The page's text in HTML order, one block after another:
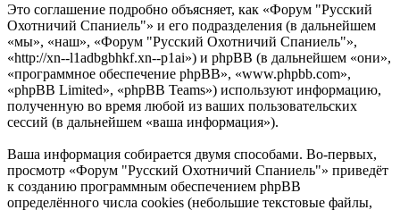
Это соглашение подробно объясняет, как «Форум "Русский
Охотничий Спаниель"» и его подразделения (в дальнейшем
«мы», «наш», «Форум "Русский Охотничий Спаниель"»,
«http://xn--l1adbgbhkf.xn--p1ai») и phpBB (в дальнейшем «они»,
«программное обеспечение phpBB», «www.phpbb.com»,
«phpBB Limited», «phpBB Teams») используют информацию,
полученную во время любой из ваших пользовательских
сессий (в дальнейшем «ваша информация»).
Ваша информация собирается двумя способами. Во-первых,
просмотр «Форум "Русский Охотничий Спаниель"» приведёт
к созданию программным обеспечением phpBB
определённого числа cookies (небольшие текстовые файлы,